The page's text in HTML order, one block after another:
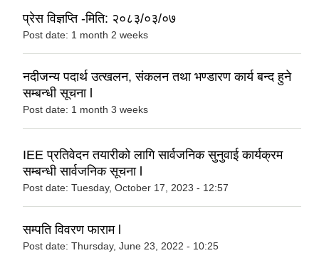
प्रेस विज्ञप्ति -मिति: २०८३/०३/०७
Post date: 1 month 2 weeks
नदीजन्य पदार्थ उत्खलन, संकलन तथा भण्डारण कार्य बन्द हुने
सम्बन्धी सूचना l
Post date: 1 month 3 weeks
IEE प्रतिवेदन तयारीको लागि सार्वजनिक सुनुवाई कार्यक्रम
सम्बन्धी सार्वजनिक सूचना l
Post date: Tuesday, October 17, 2023 - 12:57
सम्पति विवरण फाराम l
Post date: Thursday, June 23, 2022 - 10:25